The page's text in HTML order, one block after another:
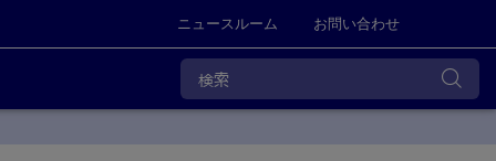
ニュースルーム お問い合わせ